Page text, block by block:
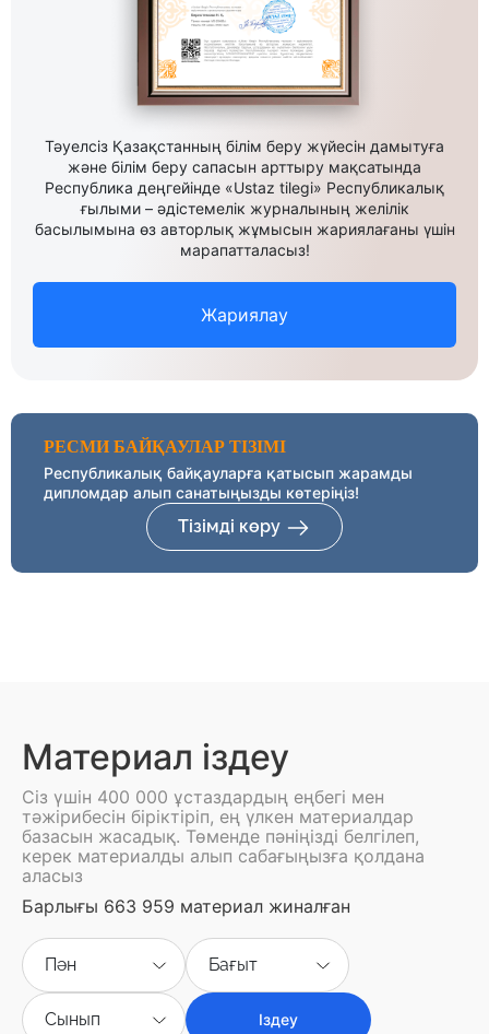
Тәуелсіз Қазақстанның білім беру жүйесін дамытуға
және білім беру сапасын арттыру мақсатында
Республика деңгейінде «Ustaz tilegi» Республикалық
ғылыми – әдістемелік журналының желілік
басылымына өз авторлық жұмысын жариялағаны үшін
марапатталасыз!
Жариялау
РЕСМИ БАЙҚАУЛАР ТІЗІМІ
Республикалық байқауларға қатысып жарамды
дипломдар алып санатыңызды көтеріңіз!
Тізімді көру
Материал іздеу
Сіз үшін 400 000 ұстаздардың еңбегі мен
тәжірибесін біріктіріп, ең үлкен материалдар
базасын жасадық. Төменде пәніңізді белгілеп,
керек материалды алып сабағыңызға қолдана
аласыз
Барлығы 663 959 материал жиналған
Пән Бағыт
Сынып Іздеу